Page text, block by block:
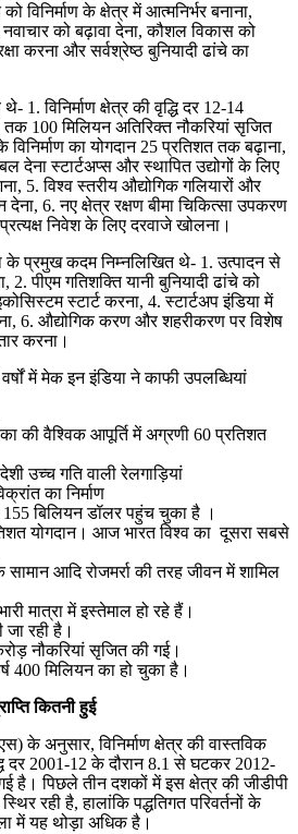
विनिर्माण के क्षेत्र में आत्मनिर्भर बनाना,
को बढ़ावा देना, कौशल विकास को
करना और सर्वश्रेष्ठ बुनियादी ढांचे का
1. विनिर्माण क्षेत्र की वृद्धि दर 12-14
100 मिलियन अतिरिक्त नौकरियां सृजित
का योगदान 25 प्रतिशत तक बढ़ाना,
देना स्टार्टअप्स और स्थापित उद्योगों के लिए
5. विश्व स्तरीय औद्योगिक गलियारों और
देना, 6. नए क्षेत्र रक्षण बीमा चिकित्सा उपकरण
निवेश के लिए दरवाजे खोलना।
के प्रमुख कदम निम्नलिखित थे- 1. उत्पादन से
2. पीएम गतिशक्ति यानी बुनियादी ढांचे को
स्टार्ट करना, 4. स्टार्टअप इंडिया में
6. औद्योगिक करण और शहरीकरण पर विशेष
करना।
में मेक इन इंडिया ने काफी उपलब्धियां
की वैश्विक आपूर्ति में अग्रणी 60 प्रतिशत
उच्च गति वाली रेलगाड़ियां
का निर्माण
बिलियन डॉलर पहुंच चुका है ।
योगदान। आज भारत विश्व का दूसरा सबसे
आदि रोजमर्रा की तरह जीवन में शामिल
मात्रा में इस्तेमाल हो रहे हैं।
रही है।
नौकरियां सृजित की गई।
400 मिलियन का हो चुका है।
कितनी हुई
के अनुसार, विनिर्माण क्षेत्र की वास्तविक
दर 2001-12 के दौरान 8.1 से घटकर 2012-
है। पिछले तीन दशकों में इस क्षेत्र की जीडीपी
रही है, हालांकि पद्धतिगत परिवर्तनों के
में यह थोड़ा अधिक है।